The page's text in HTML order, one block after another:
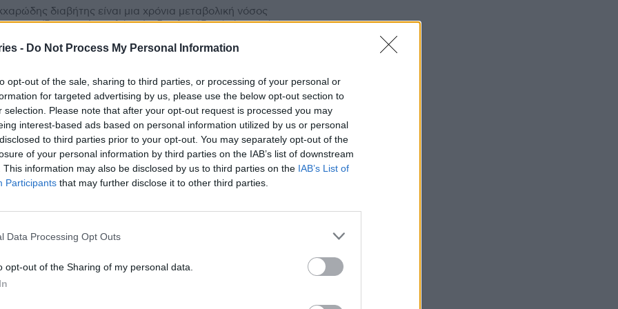
- Do Not Process My Personal Information
opt-out of the sale, sharing to third parties, or processing of your personal or
for targeted advertising by us, please use the below opt-out section to
selection. Please note that after your opt-out request is processed you may
interest-based ads based on personal information utilized by us or personal
to third parties prior to your opt-out. You may separately opt-out of the
of your personal information by third parties on the IAB’s list of downstream
This information may also be disclosed by us to third parties on the IAB’s List of
Participants that may further disclose it to other third parties.
Data Processing Opt Outs
opt-out of the Sharing of my personal data.
διαβήτης είναι μια χρόνια μεταβολική νόσος
από υψηλά επίπεδα γλυκόζης (σάκχαρο)
Διαβήτης: Τα βασικά βήματα
ρύθμιση της γλυκόζης
- 28 Φεβρουαρίου 2023
διαβήτης είναι αυτό που ονομάζουμε
με υψηλές τιμές γλυκόζης. Όταν λέμε ότι κάποιος
ζάχαρο» σημαίνει ότι η γλυκόζη στο αίμα,...
Διαβήτης: Κάθε 30
άκρου
Διαβήτης είναι σιωπηλή πανδημία! Δυστυχώς